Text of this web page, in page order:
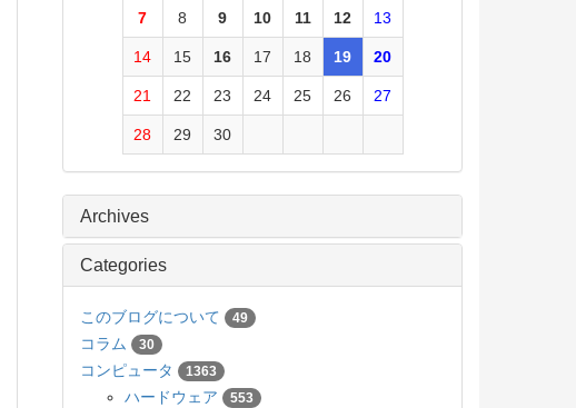
7 8 9 10 11 12 13
14 15 16 17 18 19 20
21 22 23 24 25 26 27
28 29 30
Archives
Categories
このブログについて 49
コラム 30
コンピュータ 1363
ハードウェア 553